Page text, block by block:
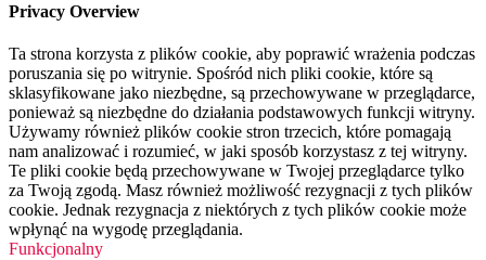
Privacy Overview
Ta strona korzysta z plików cookie, aby poprawić wrażenia podczas
poruszania się po witrynie. Spośród nich pliki cookie, które są
sklasyfikowane jako niezbędne, są przechowywane w przeglądarce,
ponieważ są niezbędne do działania podstawowych funkcji witryny.
Używamy również plików cookie stron trzecich, które pomagają
nam analizować i rozumieć, w jaki sposób korzystasz z tej witryny.
Te pliki cookie będą przechowywane w Twojej przeglądarce tylko
za Twoją zgodą. Masz również możliwość rezygnacji z tych plików
cookie. Jednak rezygnacja z niektórych z tych plików cookie może
wpłynąć na wygodę przeglądania.
Funkcjonalny